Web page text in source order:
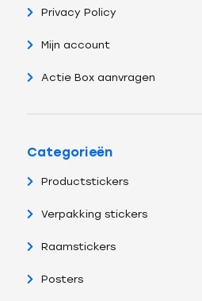
Privacy Policy
Mijn account
Actie Box aanvragen
Categorieën
Productstickers
Verpakking stickers
Raamstickers
Posters